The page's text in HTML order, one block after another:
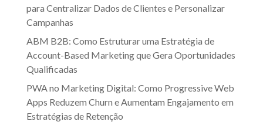
para Centralizar Dados de Clientes e Personalizar
Campanhas
ABM B2B: Como Estruturar uma Estratégia de
Account-Based Marketing que Gera Oportunidades
Qualificadas
PWA no Marketing Digital: Como Progressive Web
Apps Reduzem Churn e Aumentam Engajamento em
Estratégias de Retenção